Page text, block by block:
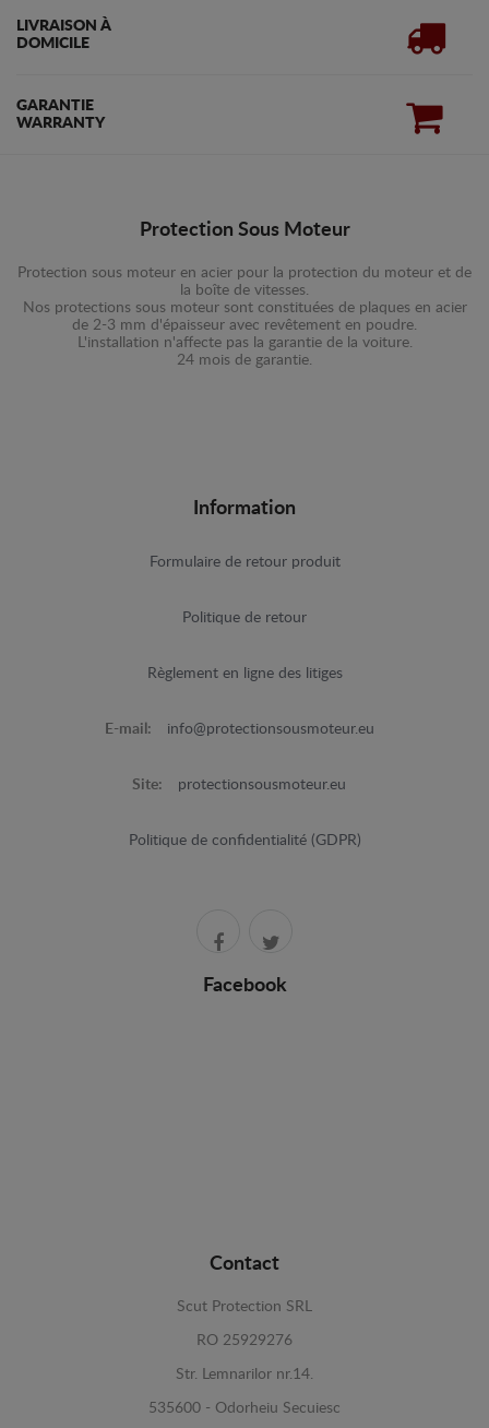
LIVRAISON À
DOMICILE
GARANTIE
WARRANTY
Protection Sous Moteur
Protection sous moteur en acier pour la protection du moteur et de
la boîte de vitesses.
Nos protections sous moteur sont constituées de plaques en acier
de 2-3 mm d'épaisseur avec revêtement en poudre.
L'installation n'affecte pas la garantie de la voiture.
24 mois de garantie.
Information
Formulaire de retour produit
Politique de retour
Règlement en ligne des litiges
E-mail: info@protectionsousmoteur.eu
Site: protectionsousmoteur.eu
Politique de confidentialité (GDPR)
Facebook
Contact
Scut Protection SRL
RO 25929276
Str. Lemnarilor nr.14.
535600 - Odorheiu Secuiesc